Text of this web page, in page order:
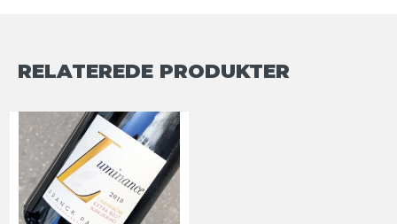
RELATEREDE PRODUKTER